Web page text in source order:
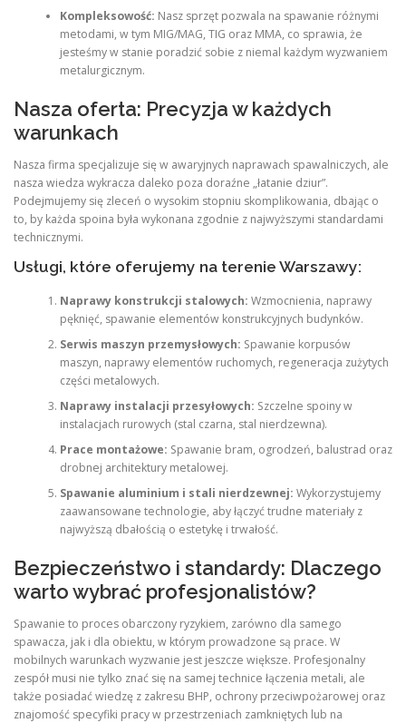
Kompleksowość: Nasz sprzęt pozwala na spawanie różnymi
metodami, w tym MIG/MAG, TIG oraz MMA, co sprawia, że
jesteśmy w stanie poradzić sobie z niemal każdym wyzwaniem
metalurgicznym.
Nasza oferta: Precyzja w każdych
warunkach
Nasza firma specjalizuje się w awaryjnych naprawach spawalniczych, ale
nasza wiedza wykracza daleko poza doraźne „łatanie dziur”.
Podejmujemy się zleceń o wysokim stopniu skomplikowania, dbając o
to, by każda spoina była wykonana zgodnie z najwyższymi standardami
technicznymi.
Usługi, które oferujemy na terenie Warszawy:
Naprawy konstrukcji stalowych: Wzmocnienia, naprawy
pęknięć, spawanie elementów konstrukcyjnych budynków.
Serwis maszyn przemysłowych: Spawanie korpusów
maszyn, naprawy elementów ruchomych, regeneracja zużytych
części metalowych.
Naprawy instalacji przesyłowych: Szczelne spoiny w
instalacjach rurowych (stal czarna, stal nierdzewna).
Prace montażowe: Spawanie bram, ogrodzeń, balustrad oraz
drobnej architektury metalowej.
Spawanie aluminium i stali nierdzewnej: Wykorzystujemy
zaawansowane technologie, aby łączyć trudne materiały z
najwyższą dbałością o estetykę i trwałość.
Bezpieczeństwo i standardy: Dlaczego
warto wybrać profesjonalistów?
Spawanie to proces obarczony ryzykiem, zarówno dla samego
spawacza, jak i dla obiektu, w którym prowadzone są prace. W
mobilnych warunkach wyzwanie jest jeszcze większe. Profesjonalny
zespół musi nie tylko znać się na samej technice łączenia metali, ale
także posiadać wiedzę z zakresu BHP, ochrony przeciwpożarowej oraz
znajomość specyfiki pracy w przestrzeniach zamkniętych lub na